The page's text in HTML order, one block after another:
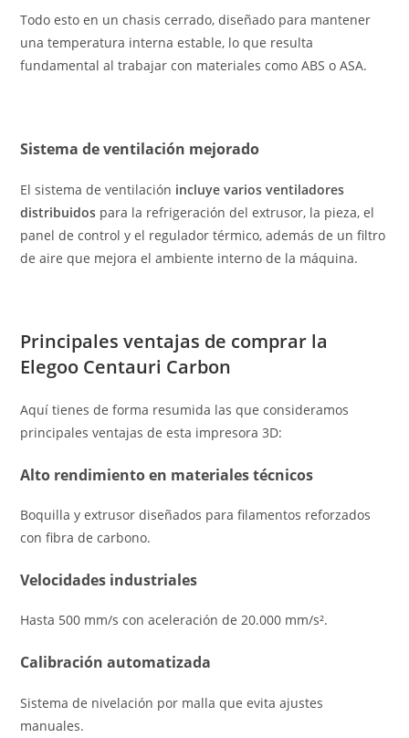
Todo esto en un chasis cerrado, diseñado para mantener
una temperatura interna estable, lo que resulta
fundamental al trabajar con materiales como ABS o ASA.
Sistema de ventilación mejorado
El sistema de ventilación incluye varios ventiladores
distribuidos para la refrigeración del extrusor, la pieza, el
panel de control y el regulador térmico, además de un filtro
de aire que mejora el ambiente interno de la máquina.
Principales ventajas de comprar la
Elegoo Centauri Carbon
Aquí tienes de forma resumida las que consideramos
principales ventajas de esta impresora 3D:
Alto rendimiento en materiales técnicos
Boquilla y extrusor diseñados para filamentos reforzados
con fibra de carbono.
Velocidades industriales
Hasta 500 mm/s con aceleración de 20.000 mm/s².
Calibración automatizada
Sistema de nivelación por malla que evita ajustes
manuales.